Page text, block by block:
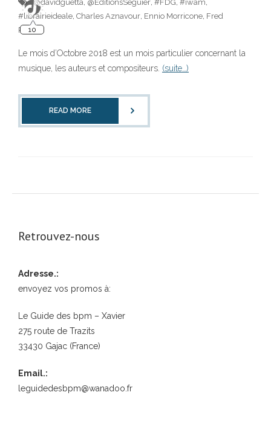
@davidguetta, @EditionsSeguier, #FDG, #iwam,
#librairieideale, Charles Aznavour, Ennio Morricone, Fred
Rister
Le mois d’Octobre 2018 est un mois particulier concernant la
musique, les auteurs et compositeurs. (suite…)
READ MORE
Retrouvez-nous
Adresse.:
envoyez vos promos à:
Le Guide des bpm – Xavier
275 route de Trazits
33430 Gajac (France)
Email.:
leguidedesbpm@wanadoo.fr
10